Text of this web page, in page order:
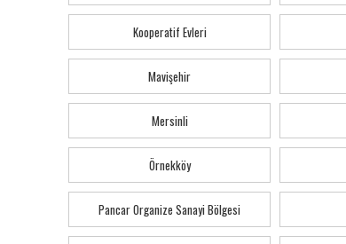
Kooperatif Evleri
Mavişehir
Mersinli
Örnekköy
Pancar Organize Sanayi Bölgesi